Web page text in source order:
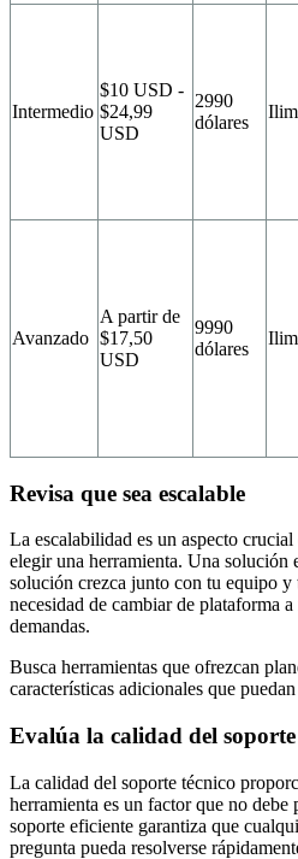
Intermedio
$10 USD -
$24,99
USD
2990
dólares
Avanzado
A partir de
$17,50
USD
9990
dólares
Revisa que sea escalable
La escalabilidad es un aspecto
elegir una herramienta. Una solución
solución crezca junto con tu equipo y
necesidad de cambiar de plataforma
demandas.
Busca herramientas que ofrezcan
características adicionales que
Evalúa la calidad del soporte
La calidad del soporte técnico
herramienta es un factor que no debe
soporte eficiente garantiza que
pregunta pueda resolverse